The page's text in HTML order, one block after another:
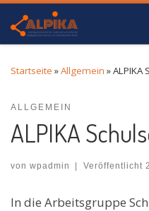
Zum Inhalt springen
Startseite »Allgemein »ALPIKA
ALLGEMEIN
ALPIKA
von wpadmin Veröffentlicht
In die Arbeitsgruppe